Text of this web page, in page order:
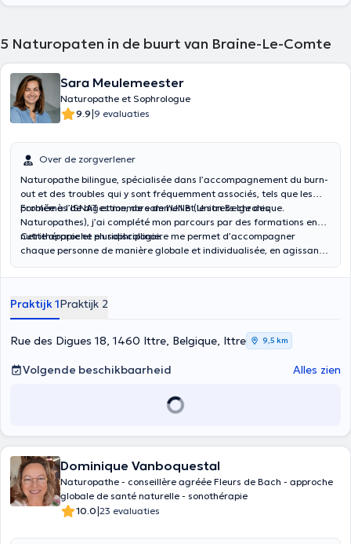
5 Naturopaten in de buurt van Braine-Le-Comte
Sara Meulemeester
Naturopathe et Sophrologue
9.9|9 evaluaties
Over de zorgverlener
Naturopathe bilingue, spécialisée dans l’accompagnement du burn-
out et des troubles qui y sont fréquemment associés, tels que les
problèmes de digestion, de sommeil et le stress chronique.
Formée à l’ISNAT et membre de l’UNB (Union Belge des
Naturopathes), j’ai complété mon parcours par des formations en
nutrithérapie et en sophrologie.
Cette approche pluridisciplinaire me permet d’accompagner
chaque personne de manière globale et individualisée, en agissant
Praktijk 1Praktijk 2
Rue des Digues 18, 1460 Ittre, Belgique, Ittre 9,5 km
Volgende beschikbaarheid Alles zien
Dominique Vanboquestal
Naturopathe - conseillère agréée Fleurs de Bach - approche
globale de santé naturelle - sonothérapie
10.0|23 evaluaties